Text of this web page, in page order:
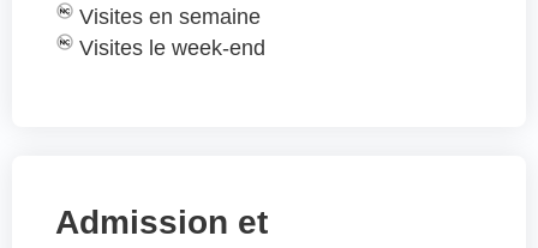
Visites en semaine
Visites le week-end
Admission et